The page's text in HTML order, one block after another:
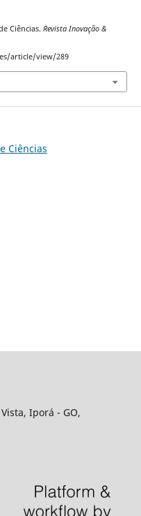
Ciências. Revista Inovação &
article/view/289
Ciências
Iporá - GO,